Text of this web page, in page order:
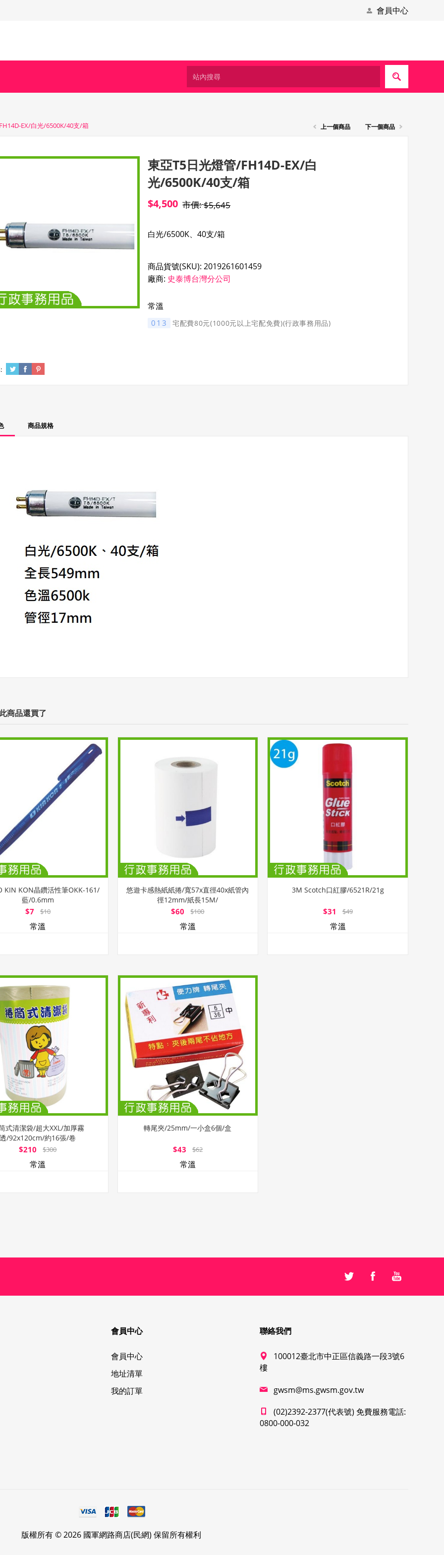
會員中心
EX/白光/6500K/40支/箱 上一個商品 下一個商品
東亞T5日光燈管/FH14D-EX/白
光/6500K/40支/箱
$4,500 市價:$5,645
商品貨號(SKU): 2019261601459
廠商: 史泰博台灣分公司
常溫
013 宅配費80元(1000元以上宅配免費)(行政事務用品)
商品規格
商品還買了
KIN KON晶鑽活性筆OKK-161/
藍/0.6mm
$7 $10
常溫
悠遊卡感熱紙紙捲/寬57x直徑40x紙管內
徑12mm/紙長15M/
$60 $100
常溫
3M Scotch口紅膠/6521R/21g
$31 $49
常溫
式清潔袋/超大XXL/加厚霧
透/92x120cm/約16張/卷
$210 $300
常溫
轉尾夾/25mm/一小盒6個/盒
$43 $62
常溫
會員中心
會員中心
地址清單
我的訂單
聯絡我們
100012臺北市中正區信義路一段3號6
樓
gwsm@ms.gwsm.gov.tw
(02)2392-2377(代表號) 免費服務電話:
0800-000-032
版權所有 © 2026 國軍網路商店(民網) 保留所有權利